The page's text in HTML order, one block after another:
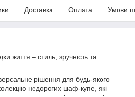
Доставка Оплата Умови
життя – стиль, зручність та
рішення для будь-якого
недорогих шаф-купе, які